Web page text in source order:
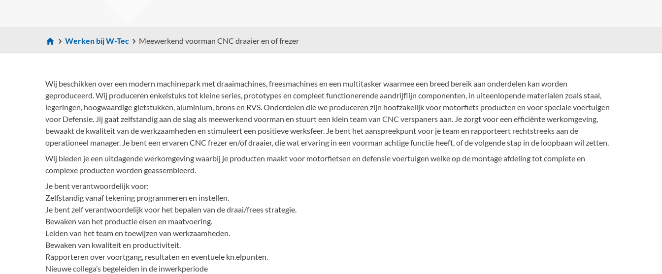
Werken bij W-Tec Meewerkend voorman CNC draaier en of frezer
Wij beschikken over een modern machinepark met draaimachines, freesmachines en een multitasker waarmee een breed bereik aan onderdelen kan worden
geproduceerd. Wij produceren enkelstuks tot kleine series, prototypes en compleet functionerende aandrijflijn componenten, in uiteenlopende materialen zoals staal,
legeringen, hoogwaardige gietstukken, aluminium, brons en RVS. Onderdelen die we produceren zijn hoofzakelijk voor motorfiets producten en voor speciale voertuigen
voor Defensie. Jij gaat zelfstandig aan de slag als meewerkend voorman en stuurt een klein team van CNC verspaners aan. Je zorgt voor een efficiënte werkomgeving,
bewaakt de kwaliteit van de werkzaamheden en stimuleert een positieve werksfeer. Je bent het aanspreekpunt voor je team en rapporteert rechtstreeks aan de
operationeel manager. Je bent een ervaren CNC frezer en/of draaier, die wat ervaring in een voorman achtige functie heeft, of de volgende stap in de loopbaan wil zetten.
Wij bieden je een uitdagende werkomgeving waarbij je producten maakt voor motorfietsen en defensie voertuigen welke op de montage afdeling tot complete en
complexe producten worden geassembleerd.
Je bent verantwoordelijk voor:
Zelfstandig vanaf tekening programmeren en instellen.
Je bent zelf verantwoordelijk voor het bepalen van de draai/frees strategie.
Bewaken van het productie eisen en maatvoering.
Leiden van het team en toewijzen van werkzaamheden.
Bewaken van kwaliteit en productiviteit.
Rapporteren over voortgang, resultaten en eventuele kn.elpunten.
Nieuwe collega’s begeleiden in de inwerkperiode